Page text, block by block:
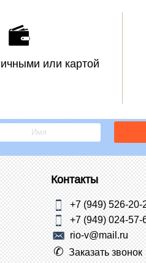
или картой
Контакты
+7 (949) 526-20-
+7 (949) 024-57-
rio-v@mail.ru
Заказать звонок